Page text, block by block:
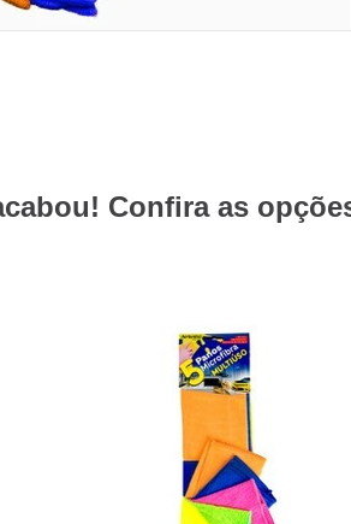
Confira as